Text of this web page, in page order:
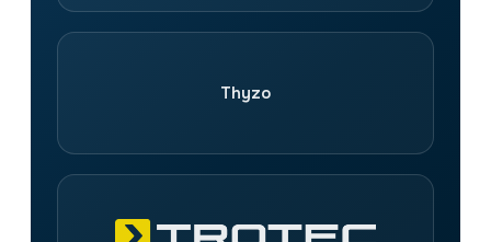
Thyzo